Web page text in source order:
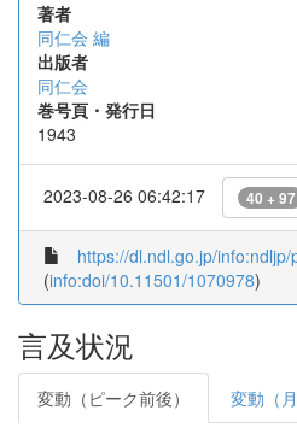
著者
同仁会 編
出版者
同仁会
巻号頁・発行日
1943
2023-08-26 06:42:17 40 + 97
https://dl.ndl.go.jp/info:ndljp/
(info:doi/10.11501/1070978)
言及状況
変動（ピーク前後） 変動（月